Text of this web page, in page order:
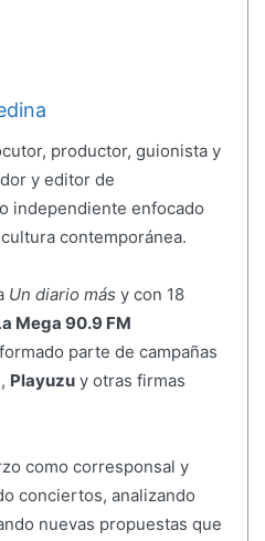
productor, guionista y
y editor de
independiente enfocado
contemporánea.
Un diario más y con 18
Mega 90.9 FM
parte de campañas
, Playuzuy otras firmas
como corresponsal y
conciertos, analizando
nuevas propuestas que